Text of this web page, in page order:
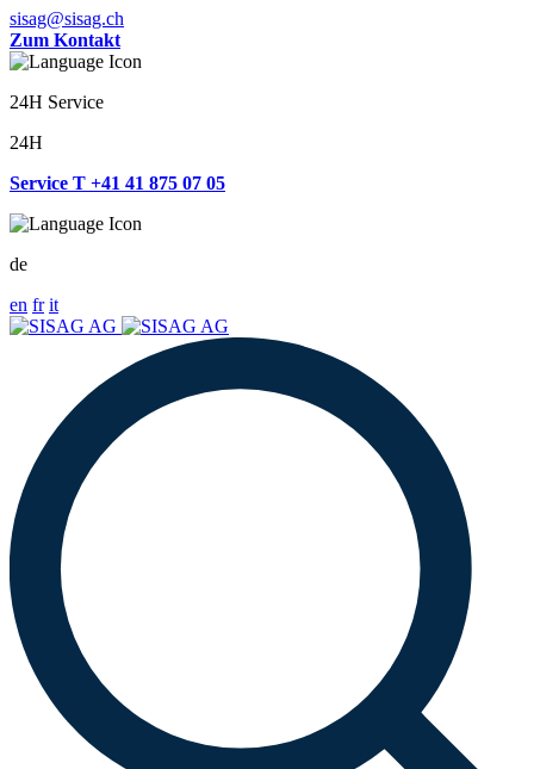
sisag@sisag.ch
Zum Kontakt
24H Service
24H
Service T +41 41 875 07 05
de
en fr it